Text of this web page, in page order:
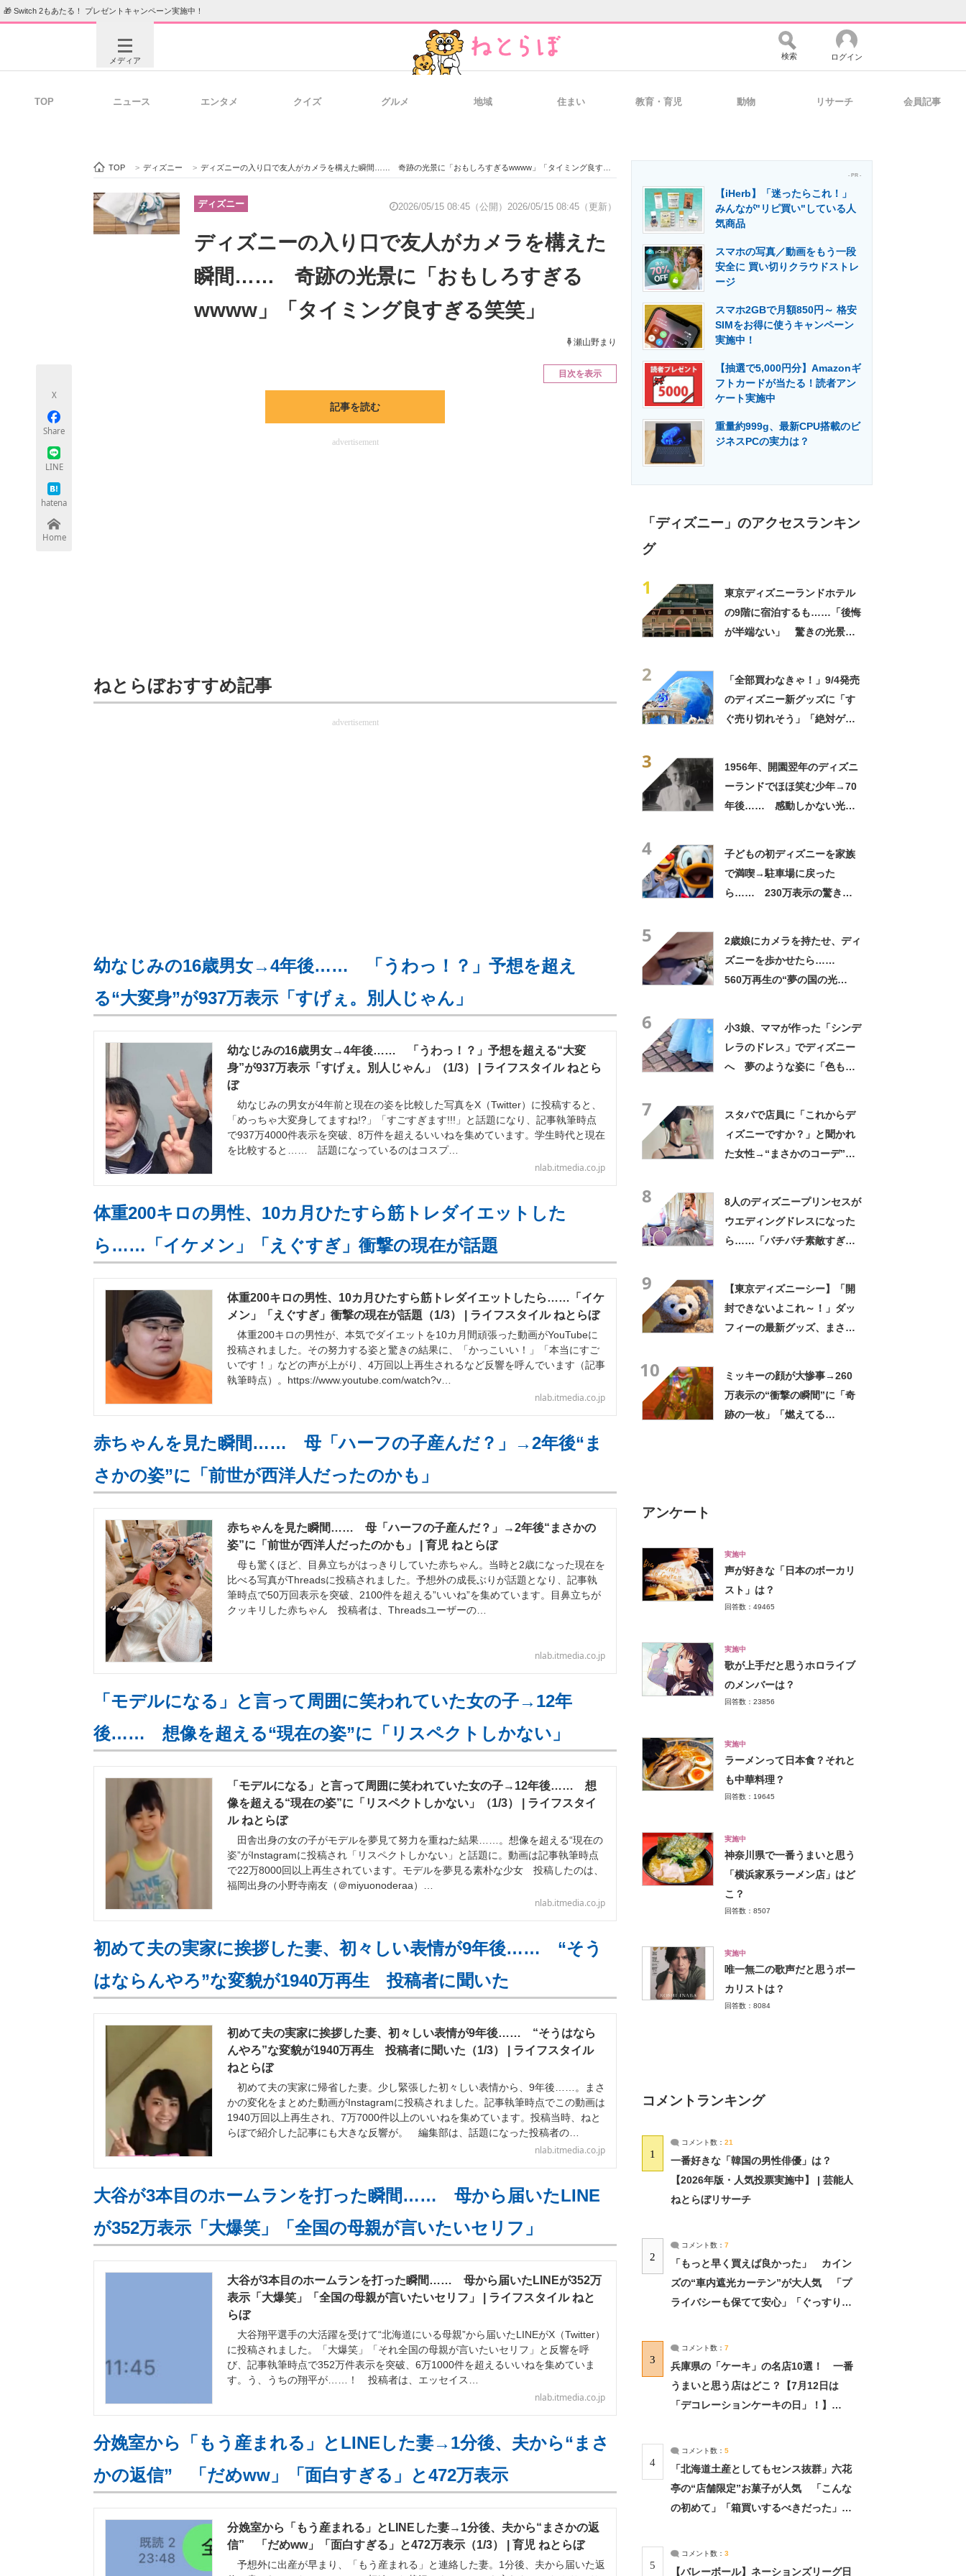
🎁 Switch 2もあたる！ プレゼントキャンペーン実施中！
メディア
ビジネスと働き方のヒント 経営リーダーのコミュニティ マーケ×ITの今がよく分かる
ITエンジニア向け専門サイト 企業向けIT製品の総合サイト 製造業のIT導入・活用を支援
エネルギーの専門メディア 建設×テクノロジーの最前線
検索 ログイン
TOP ニュース エンタメ クイズ グルメ 地域 住まい 教育・育児 動物 リサーチ 会員記事
TOP > ディズニー > ディズニーの入り口で友人がカメラを構えた瞬間…… 奇跡の光景に「おもしろすぎるwwww」「タイミング良すぎる笑笑」
ディズニー 2026/05/15 08:45（公開） 2026/05/15 08:45（更新）
ディズニーの入り口で友人がカメラを構えた
瞬間…… 奇跡の光景に「おもしろすぎる
wwww」「タイミング良すぎる笑笑」
瀬山野まり
X
Share
LINE
hatena
Home
目次を表示
記事を読む
advertisement
ねとらぼおすすめ記事
advertisement
幼なじみの16歳男女→4年後…… 「うわっ！？」予想を超え
る“大変身”が937万表示「すげぇ。別人じゃん」
幼なじみの16歳男女→4年後…… 「うわっ！？」予想を超える“大変
身”が937万表示「すげぇ。別人じゃん」（1/3） | ライフスタイル ねとら
ぼ
幼なじみの男女が4年前と現在の姿を比較した写真をX（Twitter）に投稿すると、
「めっちゃ大変身してますね!?」「すごすぎます!!!」と話題になり、記事執筆時点
で937万4000件表示を突破、8万件を超えるいいねを集めています。学生時代と現在
を比較すると…… 話題になっているのはコスプ…
nlab.itmedia.co.jp
体重200キロの男性、10カ月ひたすら筋トレダイエットした
ら……「イケメン」「えぐすぎ」衝撃の現在が話題
体重200キロの男性、10カ月ひたすら筋トレダイエットしたら……「イケ
メン」「えぐすぎ」衝撃の現在が話題（1/3） | ライフスタイル ねとらぼ
体重200キロの男性が、本気でダイエットを10カ月間頑張った動画がYouTubeに
投稿されました。その努力する姿と驚きの結果に、「かっこいい！」「本当にすご
いです！」などの声が上がり、4万回以上再生されるなど反響を呼んでいます（記事
執筆時点）。https://www.youtube.com/watch?v…
nlab.itmedia.co.jp
赤ちゃんを見た瞬間…… 母「ハーフの子産んだ？」→2年後“ま
さかの姿”に「前世が西洋人だったのかも」
赤ちゃんを見た瞬間…… 母「ハーフの子産んだ？」→2年後“まさかの
姿”に「前世が西洋人だったのかも」 | 育児 ねとらぼ
母も驚くほど、目鼻立ちがはっきりしていた赤ちゃん。当時と2歳になった現在を
比べる写真がThreadsに投稿されました。予想外の成長ぶりが話題となり、記事執
筆時点で50万回表示を突破、2100件を超える”いいね”を集めています。目鼻立ちが
クッキリした赤ちゃん 投稿者は、Threadsユーザーの…
nlab.itmedia.co.jp
「モデルになる」と言って周囲に笑われていた女の子→12年
後…… 想像を超える“現在の姿”に「リスペクトしかない」
「モデルになる」と言って周囲に笑われていた女の子→12年後…… 想
像を超える“現在の姿”に「リスペクトしかない」（1/3） | ライフスタイ
ル ねとらぼ
田舎出身の女の子がモデルを夢見て努力を重ねた結果……。想像を超える“現在の
姿”がInstagramに投稿され「リスペクトしかない」と話題に。動画は記事執筆時点
で22万8000回以上再生されています。モデルを夢見る素朴な少女 投稿したのは、
福岡出身の小野寺南友（＠miyuonoderaa）…
nlab.itmedia.co.jp
初めて夫の実家に挨拶した妻、初々しい表情が9年後…… “そう
はならんやろ”な変貌が1940万再生 投稿者に聞いた
初めて夫の実家に挨拶した妻、初々しい表情が9年後…… “そうはなら
んやろ”な変貌が1940万再生 投稿者に聞いた（1/3） | ライフスタイル
ねとらぼ
初めて夫の実家に帰省した妻。少し緊張した初々しい表情から、9年後……。まさ
かの変化をまとめた動画がInstagramに投稿されました。記事執筆時点でこの動画は
1940万回以上再生され、7万7000件以上のいいねを集めています。投稿当時、ねと
らぼで紹介した記事にも大きな反響が。 編集部は、話題になった投稿者の…
nlab.itmedia.co.jp
大谷が3本目のホームランを打った瞬間…… 母から届いたLINE
が352万表示「大爆笑」「全国の母親が言いたいセリフ」
大谷が3本目のホームランを打った瞬間…… 母から届いたLINEが352万
表示「大爆笑」「全国の母親が言いたいセリフ」 | ライフスタイル ねと
らぼ
大谷翔平選手の大活躍を受けて“北海道にいる母親”から届いたLINEがX（Twitter）
に投稿されました。「大爆笑」「それ全国の母親が言いたいセリフ」と反響を呼
び、記事執筆時点で352万件表示を突破、6万1000件を超えるいいねを集めていま
す。う、うちの翔平が……！ 投稿者は、エッセイス…
nlab.itmedia.co.jp
分娩室から「もう産まれる」とLINEした妻→1分後、夫から“まさ
かの返信” 「だめww」「面白すぎる」と472万表示
分娩室から「もう産まれる」とLINEした妻→1分後、夫から“まさかの返
信” 「だめww」「面白すぎる」と472万表示（1/3） | 育児 ねとらぼ
予想外に出産が早まり、「もう産まれる」と連絡した妻。1分後、夫から届いた返
- PR -
【iHerb】「迷ったらこれ！」
みんなが"リピ買い"している人
気商品
スマホの写真／動画をもう一段
安全に 買い切りクラウドストレ
ージ
スマホ2GBで月額850円～ 格安
SIMをお得に使うキャンペーン
実施中！
【抽選で5,000円分】Amazonギ
フトカードが当たる！読者アン
ケート実施中
重量約999g、最新CPU搭載のビ
ジネスPCの実力は？
「ディズニー」のアクセスランキン
グ
1
東京ディズニーランドホテル
の9階に宿泊するも……「後悔
が半端ない」 驚きの光景に
2
「全部買わなきゃ！」9/4発売
のディズニー新グッズに「す
ぐ売り切れそう」「絶対ゲッ
3
1956年、開園翌年のディズニ
ーランドでほほ笑む少年→70
年後…… 感動しかない光景
4
子どもの初ディズニーを家族
で満喫→駐車場に戻った
ら…… 230万表示の驚きの
5
2歳娘にカメラを持たせ、ディ
ズニーを歩かせたら……
560万再生の“夢の国の光
6
小3娘、ママが作った「シンデ
レラのドレス」でディズニー
へ 夢のような姿に「色も素
7
スタバで店員に「これからデ
ィズニーですか？」と聞かれ
た女性→“まさかのコーデ”が
8
8人のディズニープリンセスが
ウエディングドレスになった
ら……「バチバチ素敵すぎ」
9
【東京ディズニーシー】「開
封できないよこれ～！」ダッ
フィーの最新グッズ、まさか
10
ミッキーの顔が大惨事→260
万表示の“衝撃の瞬間”に「奇
跡の一枚」「燃えてる
アンケート
実施中
声が好きな「日本のボーカリ
スト」は？
回答数：49465
実施中
歌が上手だと思うホロライブ
のメンバーは？
回答数：23856
実施中
ラーメンって日本食？それと
も中華料理？
回答数：19645
実施中
神奈川県で一番うまいと思う
「横浜家系ラーメン店」はど
こ？
回答数：8507
実施中
唯一無二の歌声だと思うボー
カリストは？
回答数：8084
コメントランキング
1
コメント数： 21
一番好きな「韓国の男性俳優」は？
【2026年版・人気投票実施中】 | 芸能人
ねとらぼリサーチ
2
コメント数： 7
「もっと早く買えば良かった」 カイン
ズの“車内遮光カーテン”が大人気 「プ
ライバシーも保てて安心」「ぐっすり眠
3
コメント数： 7
兵庫県の「ケーキ」の名店10選！ 一番
うまいと思う店はどこ？【7月12日は
「デコレーションケーキの日」！】
4
コメント数： 5
「北海道土産としてもセンス抜群」六花
亭の“店舗限定”お菓子が人気 「こんな
の初めて」「箱買いするべきだった」
5
コメント数： 3
【バレーボール】ネーションズリーグ日